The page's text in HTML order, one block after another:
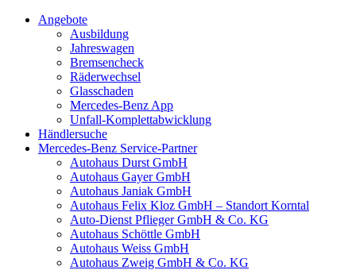
Angebote
Ausbildung
Jahreswagen
Bremsencheck
Räderwechsel
Glasschaden
Mercedes-Benz App
Unfall-Komplettabwicklung
Händlersuche
Mercedes-Benz Service-Partner
Autohaus Durst GmbH
Autohaus Gayer GmbH
Autohaus Janiak GmbH
Autohaus Felix Kloz GmbH – Standort Korntal
Auto-Dienst Pflieger GmbH & Co. KG
Autohaus Schöttle GmbH
Autohaus Weiss GmbH
Autohaus Zweig GmbH & Co. KG